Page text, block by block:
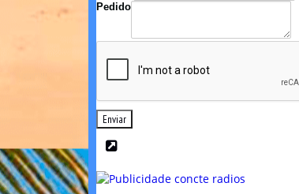
Pedido
Enviar